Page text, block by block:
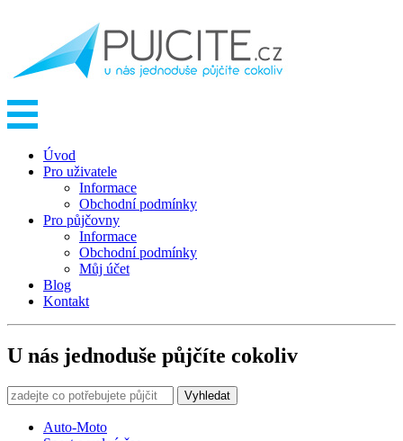
Úvod
Pro uživatele
Informace
Obchodní podmínky
Pro půjčovny
Informace
Obchodní podmínky
Můj účet
Blog
Kontakt
U nás jednoduše půjčíte cokoliv
Vyhledat
Auto-Moto